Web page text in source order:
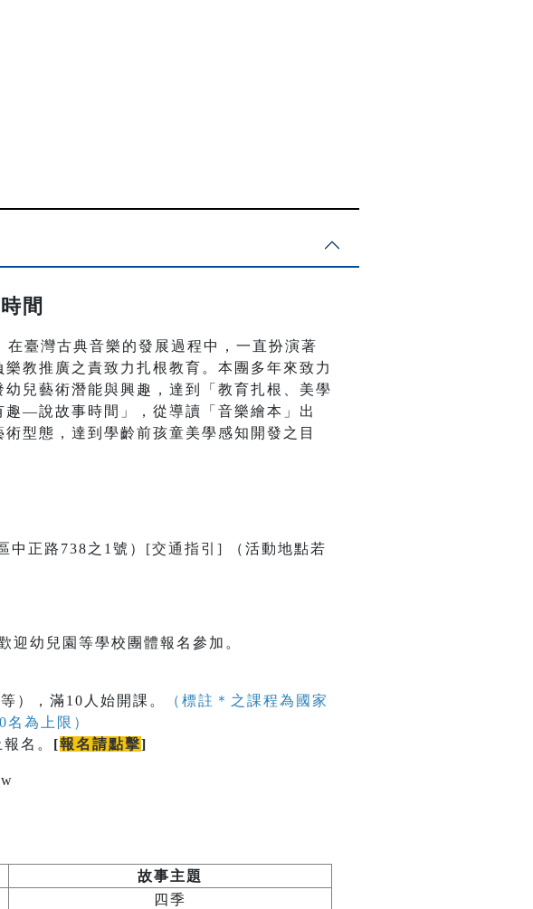
間
臺灣古典音樂的發展過程中，一直扮演著
教推廣之責致力扎根教育。本團多年來致力
兒藝術潛能與興趣，達到「教育扎根、美學
—說故事時間」，從導讀「音樂繪本」出
型態，達到學齡前孩童美學感知開發之目
中正路738之1號） [交通指引]
（活動地點若
迎幼兒園等學校團體報名參加。
），滿10人始開課。
（標註＊之課程為國家
為上限）
名。 [報名請點擊]
故事主題
四季